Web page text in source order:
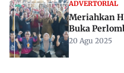
ADVERTORIAL
Meriahkan
Buka
20 Agu 2025